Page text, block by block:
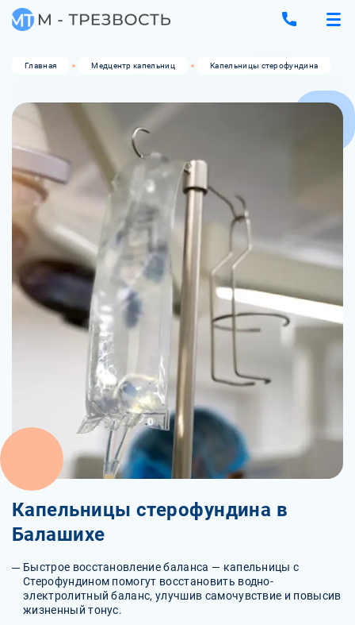
Главная Медцентр капельниц Капельницы стерофундина
Капельницы стерофундина в
Балашихе
Быстрое восстановление баланса — капельницы с
Стерофундином помогут восстановить водно-
электролитный баланс, улучшив самочувствие и повысив
жизненный тонус.